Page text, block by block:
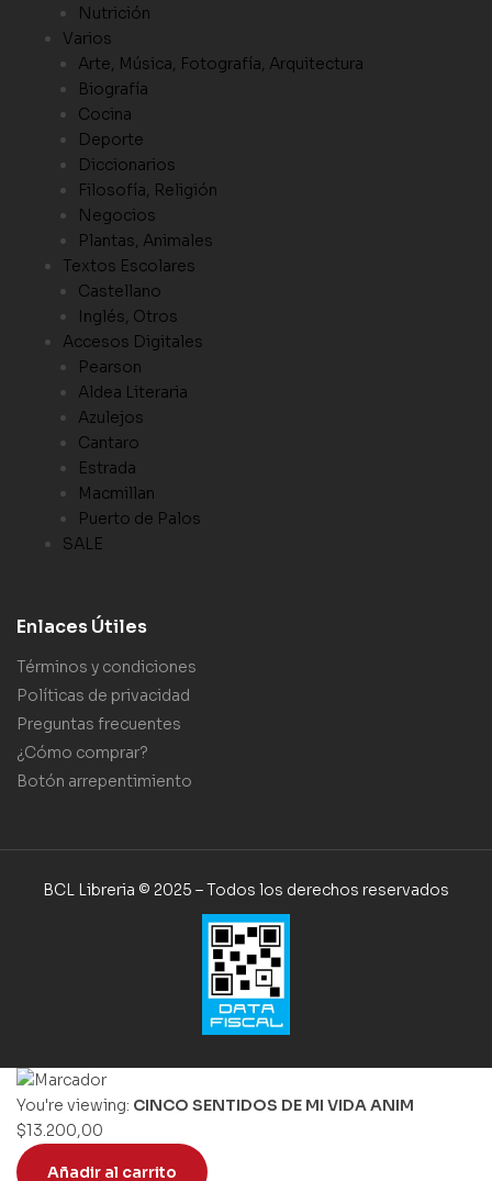
Nutrición
Varios
Arte, Música, Fotografía, Arquitectura
Biografía
Cocina
Deporte
Diccionarios
Filosofía, Religión
Negocios
Plantas, Animales
Textos Escolares
Castellano
Inglés, Otros
Accesos Digitales
Pearson
Aldea Literaria
Azulejos
Cantaro
Estrada
Macmillan
Puerto de Palos
SALE
Enlaces Útiles
Términos y condiciones
Políticas de privacidad
Preguntas frecuentes
¿Cómo comprar?
Botón arrepentimiento
BCL Libreria © 2025 – Todos los derechos reservados
You're viewing: CINCO SENTIDOS DE MI VIDA ANIM
$13.200,00
Añadir al carrito